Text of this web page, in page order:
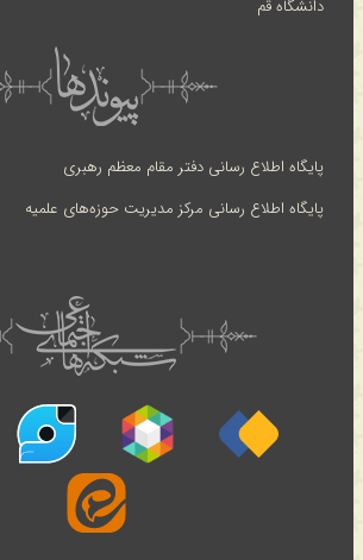
دانشگاه قم
پایگاه اطلاع رسانی دفتر مقام معظم رهبری
پایگاه اطلاع رسانی مرکز مدیریت حوزه‌های علمیه